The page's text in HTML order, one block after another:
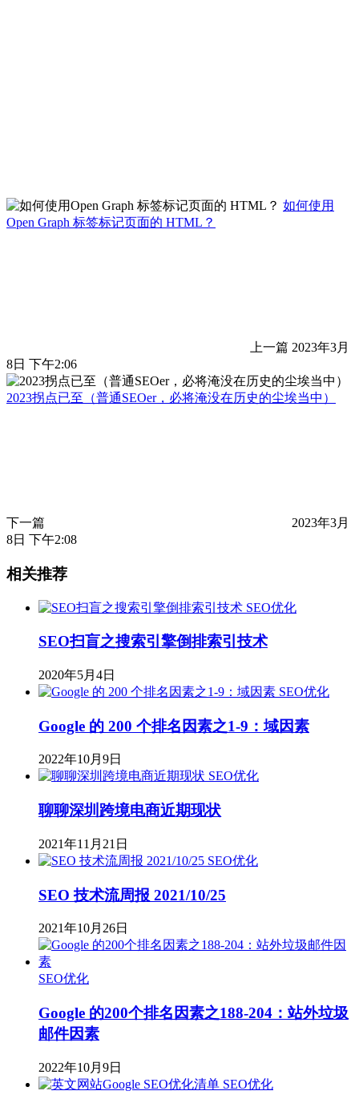
如何使用
Open Graph 标签标记页面的 HTML？
上一篇 2023年3月
8日 下午2:06
2023拐点已至（普通SEOer，必将淹没在历史的尘埃当中）
下一篇
2023年3月
8日 下午2:08
相关推荐
SEO优化
SEO扫盲之搜索引擎倒排索引技术
2020年5月4日
SEO优化
Google 的 200 个排名因素之1-9：域因素
2022年10月9日
SEO优化
聊聊深圳跨境电商近期现状
2021年11月21日
SEO优化
SEO 技术流周报 2021/10/25
2021年10月26日
SEO优化
Google 的200个排名因素之188-204：站外垃圾
邮件因素
2022年10月9日
SEO优化